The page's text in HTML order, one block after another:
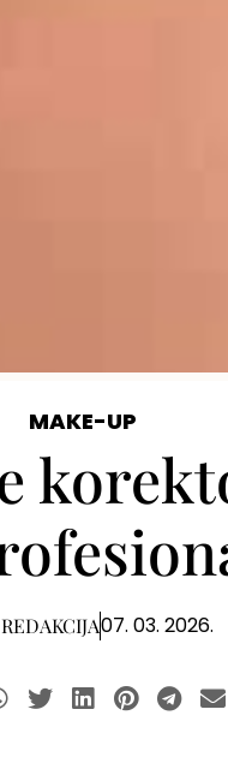
MAKE-UP
REDAKCIJA07. 03. 2026.